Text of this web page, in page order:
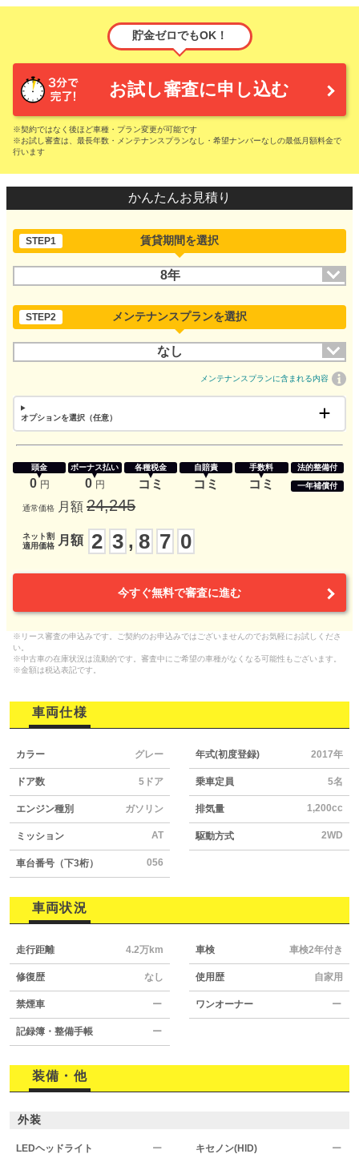
貯金ゼロでもOK！
お試し審査に申し込む
※契約ではなく後ほど車種・プラン変更が可能です
※お試し審査は、最長年数・メンテナンスプランなし・希望ナンバーなしの最低月額料金で
行います
かんたんお見積り
STEP1 賃貸期間を選択
8年
STEP2 メンテナンスプランを選択
なし
メンテナンスプランに含まれる内容
オプションを選択（任意）
頭金
0 円
ボーナス払い
0 円
各種税金
コミ
自賠責
コミ
手数料
コミ
法的整備付
一年補償付
通常価格 月額 24,245
ネット割
適用価格
月額 2 3 , 8 7 0
今すぐ無料で審査に進む
※リース審査の申込みです。ご契約のお申込みではございませんのでお気軽にお試しくださ
い。
※中古車の在庫状況は流動的です。審査中にご希望の車種がなくなる可能性もございます。
※金額は税込表記です。
車両仕様
カラー グレー 年式(初度登録) 2017年
ドア数 5ドア 乗車定員 5名
エンジン種別 ガソリン 排気量 1,200cc
ミッション AT 駆動方式 2WD
車台番号（下3桁） 056
車両状況
走行距離 4.2万km 車検 車検2年付き
修復歴 なし 使用歴 自家用
禁煙車 ー ワンオーナー ー
記録簿・整備手帳 ー
装備・他
外装
LEDヘッドライト ー キセノン(HID) ー